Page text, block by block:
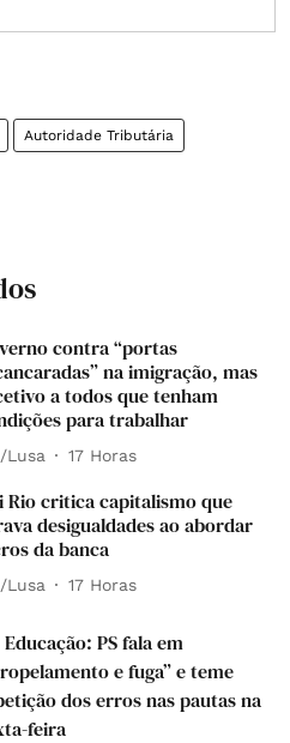
Autoridade Tributária
contra “portas
na imigração, mas
a todos que tenham
para trabalhar
Lusa 17 Horas
Rio critica capitalismo que
desigualdades ao abordar
da banca
Lusa 17 Horas
Educação: PS fala em
e fuga” e teme
dos erros nas pautas na
feira